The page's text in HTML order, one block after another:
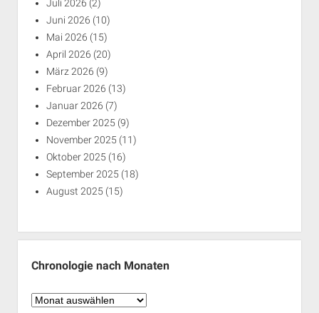
Juli 2026 (2)
Juni 2026 (10)
Mai 2026 (15)
April 2026 (20)
März 2026 (9)
Februar 2026 (13)
Januar 2026 (7)
Dezember 2025 (9)
November 2025 (11)
Oktober 2025 (16)
September 2025 (18)
August 2025 (15)
Chronologie nach Monaten
Chronologie